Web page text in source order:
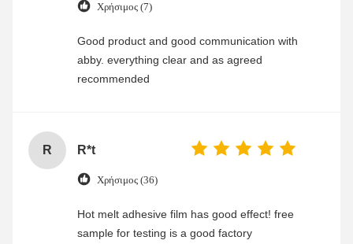
Χρήσιμος (7)
Good product and good communication with
abby. everything clear and as agreed
recommended
R R*t
Χρήσιμος (36)
Hot melt adhesive film has good effect! free
sample for testing is a good factory